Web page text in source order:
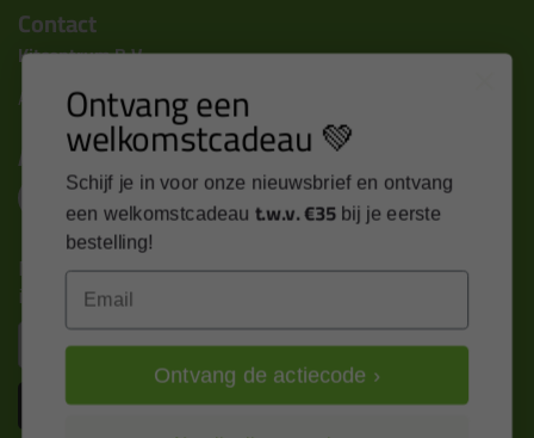
Contact
Kitcentrum B.V.
Alle contactgegevens >
Altijd op de hoogte blijven?
Nieuws, tips en exclusieve deals rechtstreeks in je
inbox
Inschrijven
Ontvang een
welkomstcadeau 💚
Schijf je in voor onze nieuwsbrief en ontvang
een welkomstcadeau t.w.v. €35 bij je eerste
bestelling!
Ontvang de actiecode ›